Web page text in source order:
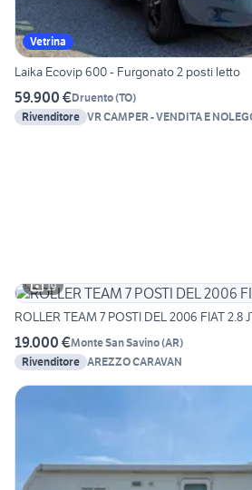
Vetrina
Laika Ecovip 600 - Furgonato 2 posti letto
59.900 €Druento(TO)
Rivenditore VR CAMPER - VENDITA E
19
ROLLER TEAM 7 POSTI DEL 2006 FIAT 2.8
19.000 €Monte San Savino(AR)
Rivenditore AREZZO CARAVAN